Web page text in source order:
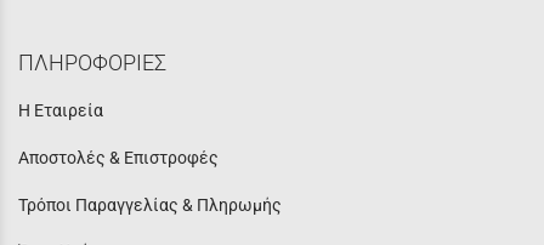
ΠΛΗΡΟΦΟΡΙΕΣ
Η Εταιρεία
Αποστολές & Επιστροφές
Τρόποι Παραγγελίας & Πληρωμής